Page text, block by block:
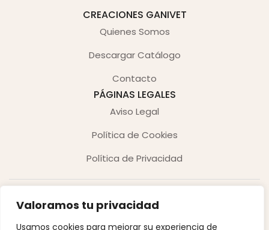
Valoramos tu privacidad
Usamos cookies para mejorar su experiencia de
CREACIONES GANIVET
Quienes Somos
Descargar Catálogo
Contacto
PÁGINAS LEGALES
Aviso Legal
Política de Cookies
Política de Privacidad